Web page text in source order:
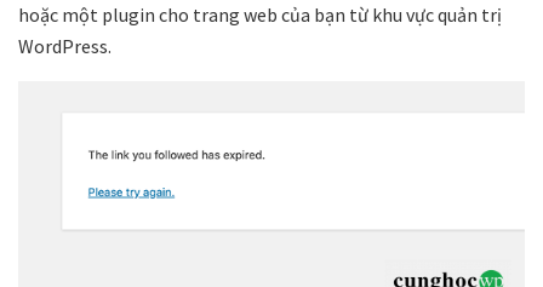
hoặc một plugin cho trang web của bạn từ khu vực quản trị
WordPress.